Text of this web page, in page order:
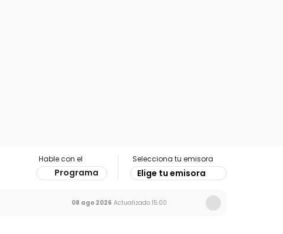
Hable con el
Programa
Selecciona tu emisora
Elige tu emisora
08 ago 2026 Actualizado 15:00